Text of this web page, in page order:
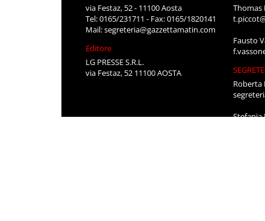
via Festaz, 52 - 11100 Aosta
Tel: 0165/231711 - Fax: 0165/1820141
Mail:segreteria@gazzettamatin.com
Editore
LG PRESSE S.R.L.
via Festaz, 52 11100 AOSTA
Thomas
Fausto
Stefania